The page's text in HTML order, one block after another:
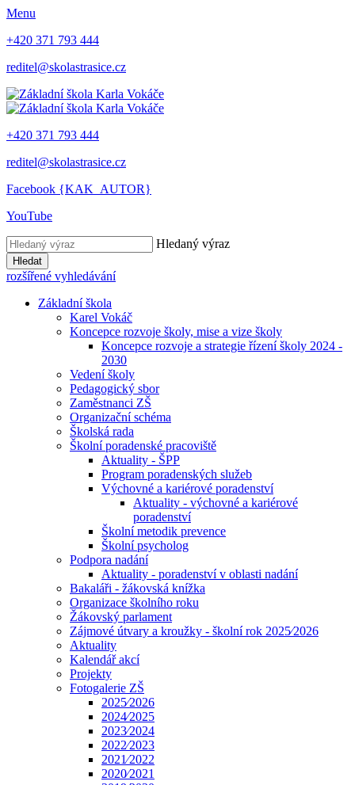
Menu
+420 371 793 444
reditel@skolastrasice.cz
+420 371 793 444
reditel@skolastrasice.cz
Facebook {KAK_AUTOR}
YouTube
Hledaný výraz
Hledat
rozšířené vyhledávání
Základní škola
Karel Vokáč
Koncepce rozvoje školy, mise a vize školy
Koncepce rozvoje a strategie řízení školy 2024 -
2030
Vedení školy
Pedagogický sbor
Zaměstnanci ZŠ
Organizační schéma
Školská rada
Školní poradenské pracoviště
Aktuality - ŠPP
Program poradenských služeb
Výchovné a kariérové poradenství
Aktuality - výchovné a kariérové
poradenství
Školní metodik prevence
Školní psycholog
Podpora nadání
Aktuality - poradenství v oblasti nadání
Bakaláři - žákovská knížka
Organizace školního roku
Žákovský parlament
Zájmové útvary a kroužky - školní rok 2025⁄2026
Aktuality
Kalendář akcí
Projekty
Fotogalerie ZŠ
2025⁄2026
2024⁄2025
2023⁄2024
2022⁄2023
2021⁄2022
2020⁄2021